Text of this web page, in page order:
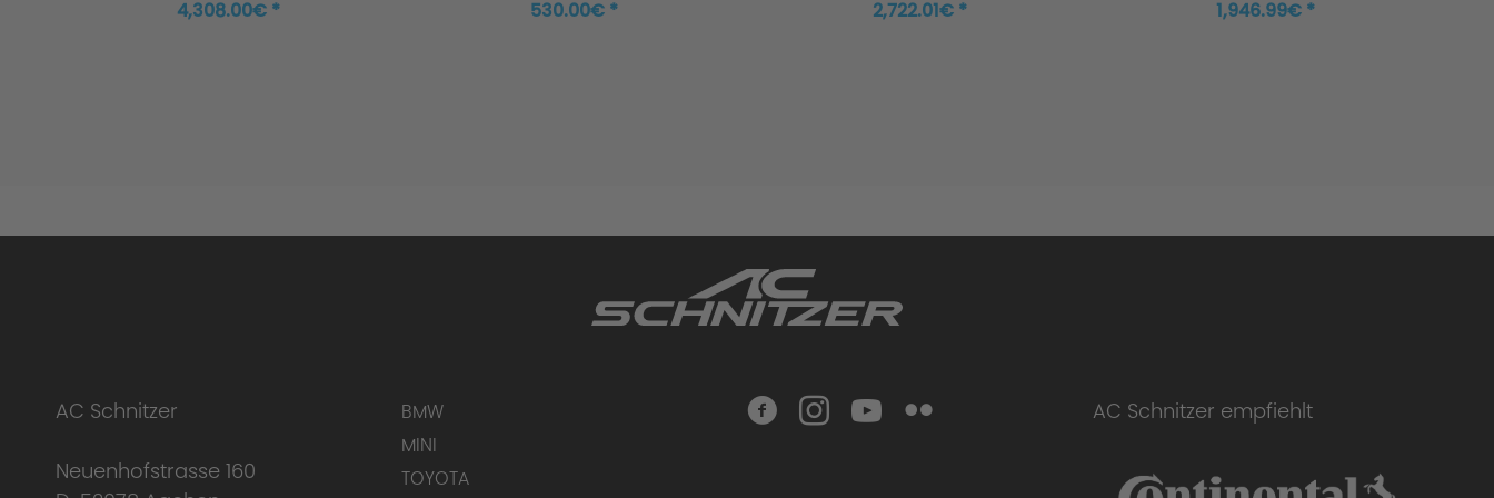
Coupé M440i xDrive
4,308.00€ *
530.00€ *
2,722.01€ *
1,946.99€ *
AC Schnitzer
Neuenhofstrasse 160
BMW
MINI
TOYOTA
AC Schnitzer empfiehlt